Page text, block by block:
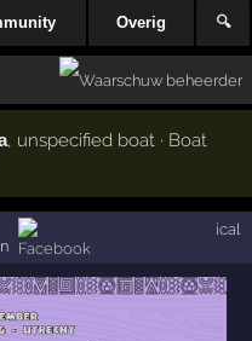
Overig 🔍
, unspecified boat · Boat
ical